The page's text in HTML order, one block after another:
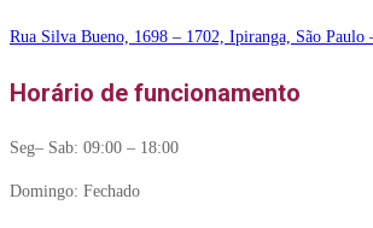
Rua Silva Bueno, 1698 – 1702, Ipiranga, São Paulo
Horário de funcionamento
Seg– Sab: 09:00 – 18:00
Domingo: Fechado